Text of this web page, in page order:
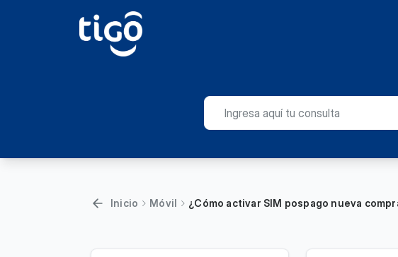
Inicio Móvil ¿Cómo activar SIM pospago nueva